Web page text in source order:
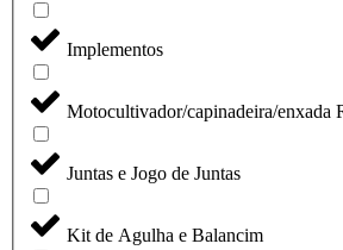
Implementos
Motocultivador/capinadeira/enxada
Juntas e Jogo de Juntas
Kit de Agulha e Balancim